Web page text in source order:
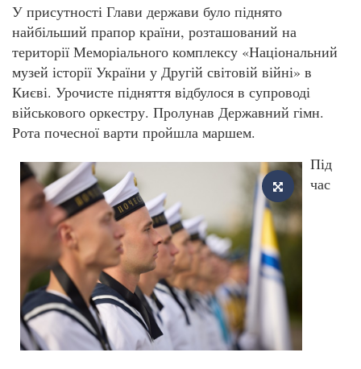
У присутності Глави держави було піднято
найбільший прапор країни, розташований на
території Меморіального комплексу «Національний
музей історії України у Другій світовій війні» в
Києві. Урочисте підняття відбулося в супроводі
військового оркестру. Пролунав Державний гімн.
Рота почесної варти пройшла маршем.
Під
час